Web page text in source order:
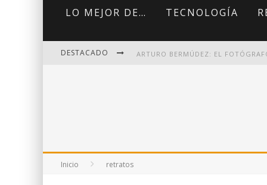
LO MEJOR DE… TECNOLOGÍA
DESTACADO
DI MARTINI: FOTOGRAFÍA
Inicio retratos